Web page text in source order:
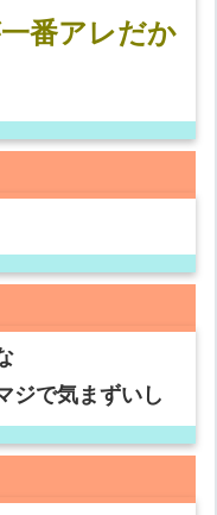
番アレだか
ジで気まずいし